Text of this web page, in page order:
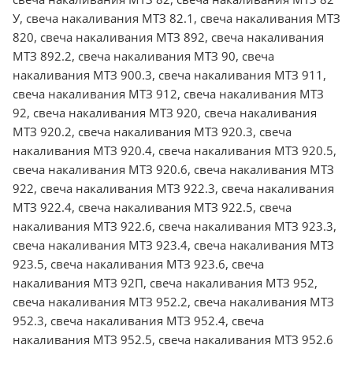
У, свеча накаливания МТЗ 82.1, свеча накаливания МТЗ
820, свеча накаливания МТЗ 892, свеча накаливания
МТЗ 892.2, свеча накаливания МТЗ 90, свеча
накаливания МТЗ 900.3, свеча накаливания МТЗ 911,
свеча накаливания МТЗ 912, свеча накаливания МТЗ
92, свеча накаливания МТЗ 920, свеча накаливания
МТЗ 920.2, свеча накаливания МТЗ 920.3, свеча
накаливания МТЗ 920.4, свеча накаливания МТЗ 920.5,
свеча накаливания МТЗ 920.6, свеча накаливания МТЗ
922, свеча накаливания МТЗ 922.3, свеча накаливания
МТЗ 922.4, свеча накаливания МТЗ 922.5, свеча
накаливания МТЗ 922.6, свеча накаливания МТЗ 923.3,
свеча накаливания МТЗ 923.4, свеча накаливания МТЗ
923.5, свеча накаливания МТЗ 923.6, свеча
накаливания МТЗ 92П, свеча накаливания МТЗ 952,
свеча накаливания МТЗ 952.2, свеча накаливания МТЗ
952.3, свеча накаливания МТЗ 952.4, свеча
накаливания МТЗ 952.5, свеча накаливания МТЗ 952.6